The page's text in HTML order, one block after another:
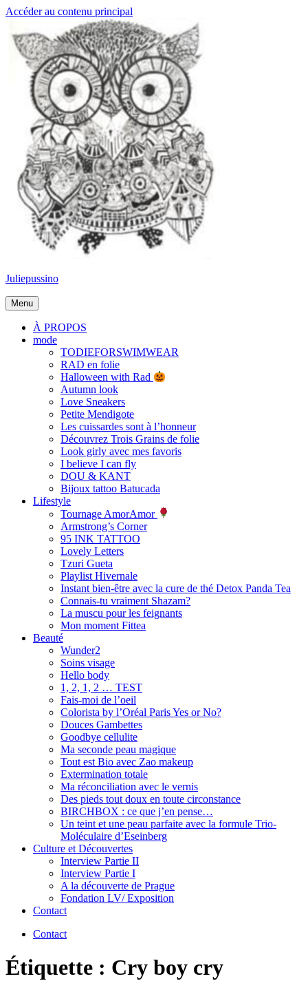
Accéder au contenu principal
Juliepussino
Menu
À PROPOS
mode
TODIEFORSWIMWEAR
RAD en folie
Halloween with Rad
Autumn look
Love Sneakers
Petite Mendigote
Les cuissardes sont à l’honneur
Découvrez Trois Grains de folie
Look girly avec mes favoris
I believe I can fly
DOU & KANT
Bijoux tattoo Batucada
Lifestyle
Tournage AmorAmor
Armstrong’s Corner
95 INK TATTOO
Lovely Letters
Tzuri Gueta
Playlist Hivernale
Instant bien-être avec la cure de thé Detox Panda Tea
Connais-tu vraiment Shazam?
La muscu pour les feignants
Mon moment Fittea
Beauté
Wunder2
Soins visage
Hello body
1, 2, 1, 2 … TEST
Fais-moi de l’oeil
Colorista by l’Oréal Paris Yes or No?
Douces Gambettes
Goodbye cellulite
Ma seconde peau magique
Tout est Bio avec Zao makeup
Extermination totale
Ma réconciliation avec le vernis
Des pieds tout doux en toute circonstance
BIRCHBOX : ce que j’en pense…
Un teint et une peau parfaite avec la formule Trio-
Moléculaire d’Eseinberg
Culture et Découvertes
Interview Partie II
Interview Partie I
A la découverte de Prague
Fondation LV/ Exposition
Contact
Contact
Étiquette : Cry boy cry